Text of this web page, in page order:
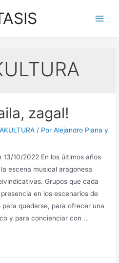
zagal!
/ PorAlejandro Plana y
13/10/2022 En los últimos años
escena musical aragonesa
Grupos que cada
en los escenarios de
quedarse, para ofrecer una
y para concienciar con …